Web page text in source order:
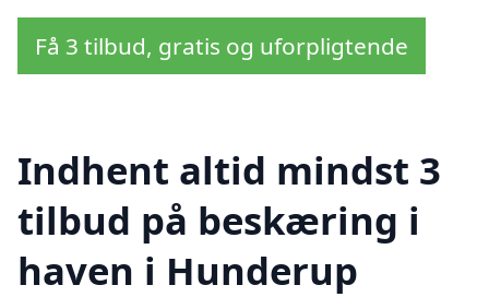
Få 3 tilbud, gratis og uforpligtende
Indhent altid mindst 3
tilbud på beskæring i
haven i Hunderup